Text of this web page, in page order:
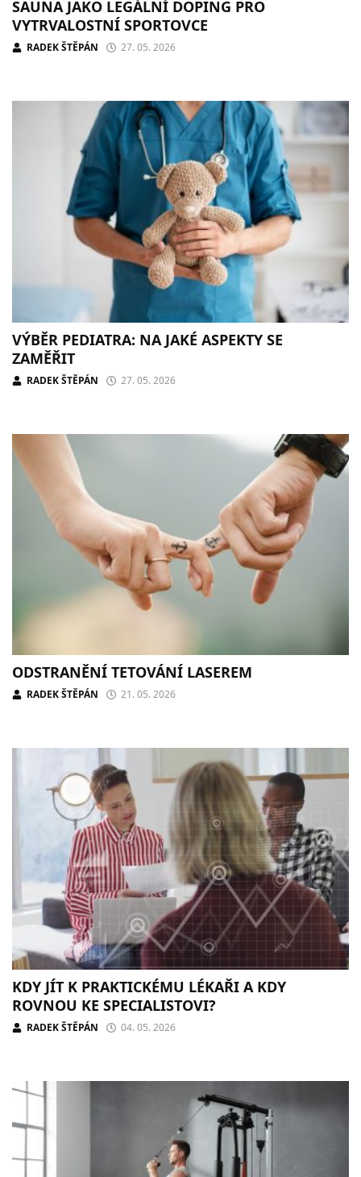
SAUNA JAKO LEGÁLNÍ DOPING PRO
VYTRVALOSTNÍ SPORTOVCE
RADEK ŠTĚPÁN 27. 05. 2026
VÝBĚR PEDIATRA: NA JAKÉ ASPEKTY SE
ZAMĚŘIT
RADEK ŠTĚPÁN 27. 05. 2026
ODSTRANĚNÍ TETOVÁNÍ LASEREM
RADEK ŠTĚPÁN 21. 05. 2026
KDY JÍT K PRAKTICKÉMU LÉKAŘI A KDY
ROVNOU KE SPECIALISTOVI?
RADEK ŠTĚPÁN 04. 05. 2026